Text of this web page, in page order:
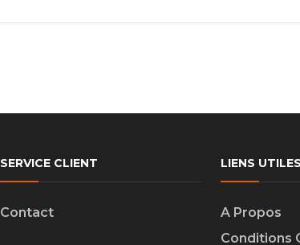
SERVICE CLIENT
Contact
LIENS UTILES
A Propos
Conditions